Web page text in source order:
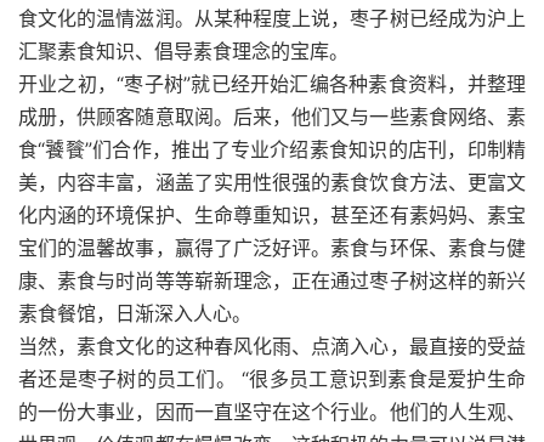
食文化的温情滋润。从某种程度上说，枣子树已经成为沪上
汇聚素食知识、倡导素食理念的宝库。
开业之初，“枣子树”就已经开始汇编各种素食资料，并整理
成册，供顾客随意取阅。后来，他们又与一些素食网络、素
食“饕餮”们合作，推出了专业介绍素食知识的店刊，印制精
美，内容丰富，涵盖了实用性很强的素食饮食方法、更富文
化内涵的环境保护、生命尊重知识，甚至还有素妈妈、素宝
宝们的温馨故事，赢得了广泛好评。素食与环保、素食与健
康、素食与时尚等等崭新理念，正在通过枣子树这样的新兴
素食餐馆，日渐深入人心。
当然，素食文化的这种春风化雨、点滴入心，最直接的受益
者还是枣子树的员工们。 “很多员工意识到素食是爱护生命
的一份大事业，因而一直坚守在这个行业。他们的人生观、